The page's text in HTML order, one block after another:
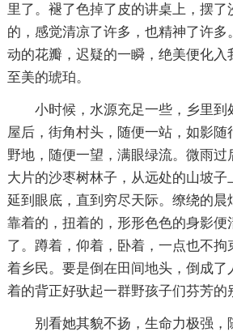
里了。褪了色掉了皮的讲桌上，摆
的，感觉清凉了许多，也精神了许多
动的花瓣，迟疑的一瞬，绝美便化入
至美的琥珀。
小时候，水源充足一些，乡里到
屋后，街角村头，随便一站，如影随
野地，随便一望，满眼绿流。微雨过
大片的沙枣树林子，从远处的山坡子
延到眼底，直到穷尽天际。缭绕的晨
靠着的，扭着的，形形色色的身影便
了。蹲着，仰着，卧着，一点也不拘
着乡民。要是倒在田间地头，倒成了
着的背正好驮起一群野孩子们芬芳的
别看她其貌不扬，生命力极强，